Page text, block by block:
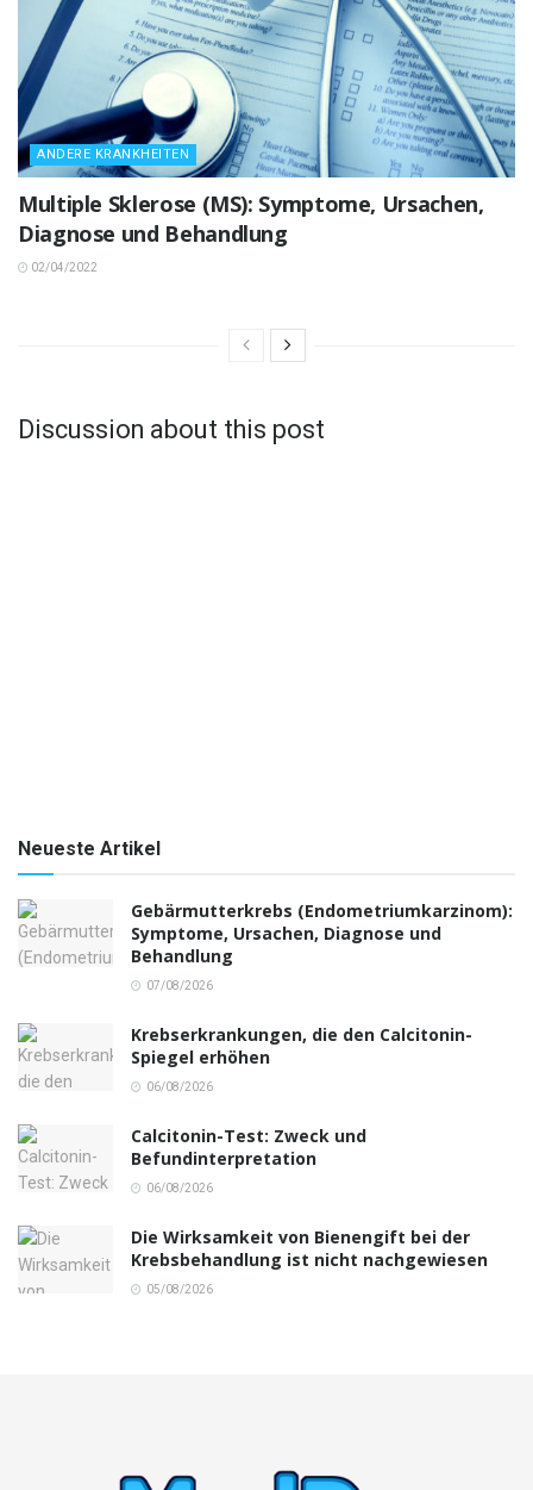
ANDERE KRANKHEITEN
Multiple Sklerose (MS): Symptome, Ursachen,
Diagnose und Behandlung
02/04/2022
Discussion about this post
Neueste Artikel
Gebärmutterkrebs (Endometriumkarzinom):
Symptome, Ursachen, Diagnose und
Behandlung
07/08/2026
Krebserkrankungen, die den Calcitonin-
Spiegel erhöhen
06/08/2026
Calcitonin-Test: Zweck und
Befundinterpretation
06/08/2026
Die Wirksamkeit von Bienengift bei der
Krebsbehandlung ist nicht nachgewiesen
05/08/2026